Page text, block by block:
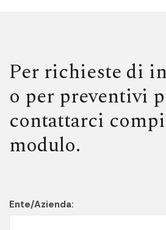
Per richieste di
o per preventivi
contattarci
modulo.
Ente/Azienda: